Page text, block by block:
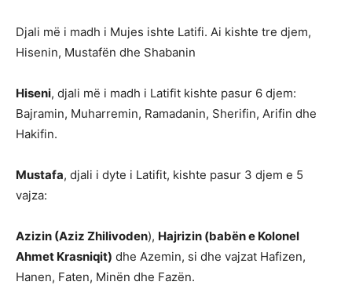
Djali më i madh i Mujes ishte Latifi. Ai kishte tre djem,
Hisenin, Mustafën dhe Shabanin
Hiseni, djali më i madh i Latifit kishte pasur 6 djem:
Bajramin, Muharremin, Ramadanin, Sherifin, Arifin dhe
Hakifin.
Mustafa, djali i dyte i Latifit, kishte pasur 3 djem e 5
vajza:
Azizin (Aziz Zhilivoden), Hajrizin (babën e Kolonel
Ahmet Krasniqit) dhe Azemin, si dhe vajzat Hafizen,
Hanen, Faten, Minën dhe Fazën.